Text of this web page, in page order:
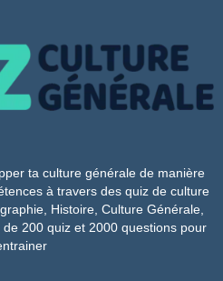
ta culture générale de manière
à travers des quiz de culture
Histoire, Culture Générale,
200 quiz et 2000 questions pour